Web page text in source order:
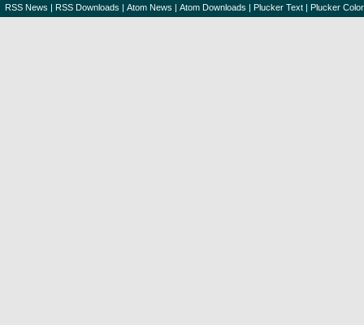
RSS News | RSS Downloads | Atom News | Atom Downloads | Plucker Text | Plucker Color